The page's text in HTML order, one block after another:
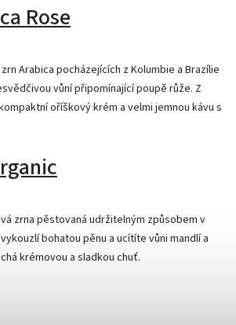
Rose
Arabica pocházejících z Kolumbie a Brazílie
vůní připomínající poupě růže. Z
oříškový krém a velmi jemnou kávu s
zrna pěstovaná udržitelným způsobem v
bohatou pěnu a ucítíte vůni mandlí a
krémovou a sladkou chuť.